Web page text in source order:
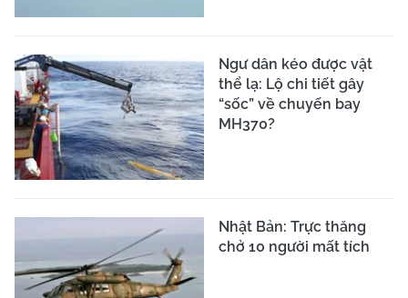
Ngư dân kéo được vật
thể lạ: Lộ chi tiết gây
“sốc” về chuyến bay
MH370?
Nhật Bản: Trực thăng
chở 10 người mất tích